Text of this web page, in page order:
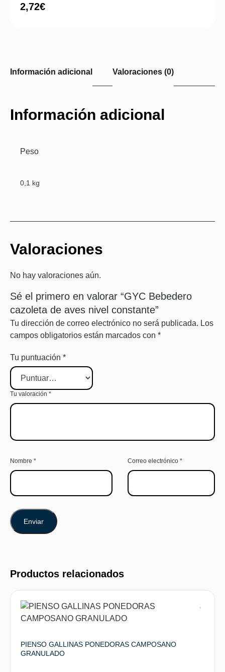
2,72€
Información adicional Valoraciones (0)
Información adicional
Peso
0,1 kg
Valoraciones
No hay valoraciones aún.
Sé el primero en valorar “GYC Bebedero
cazoleta de aves nivel constante”
Tu dirección de correo electrónico no será publicada. Los
campos obligatorios están marcados con *
Tu puntuación *
Tu valoración *
Nombre * Correo electrónico *
Productos relacionados
PIENSO GALLINAS PONEDORAS CAMPOSANO
GRANULADO